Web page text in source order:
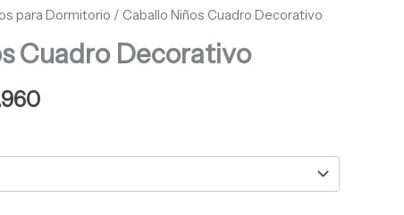
para Dormitorio / Caballo Niños Cuadro Decorativo
Cuadro Decorativo
Rango
de